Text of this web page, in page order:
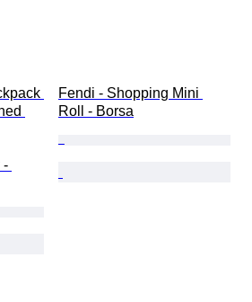
-
Fendi - Shopping Mini
Roll - Borsa